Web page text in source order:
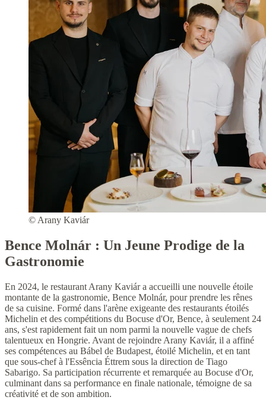
© Arany Kaviár
Bence Molnár : Un Jeune Prodige de la
Gastronomie
En 2024, le restaurant Arany Kaviár a accueilli une nouvelle étoile
montante de la gastronomie, Bence Molnár, pour prendre les rênes
de sa cuisine. Formé dans l'arène exigeante des restaurants étoilés
Michelin et des compétitions du Bocuse d'Or, Bence, à seulement 24
ans, s'est rapidement fait un nom parmi la nouvelle vague de chefs
talentueux en Hongrie. Avant de rejoindre Arany Kaviár, il a affiné
ses compétences au Bábel de Budapest, étoilé Michelin, et en tant
que sous-chef à l'Essência Éttrem sous la direction de Tiago
Sabarigo. Sa participation récurrente et remarquée au Bocuse d'Or,
culminant dans sa performance en finale nationale, témoigne de sa
créativité et de son ambition.